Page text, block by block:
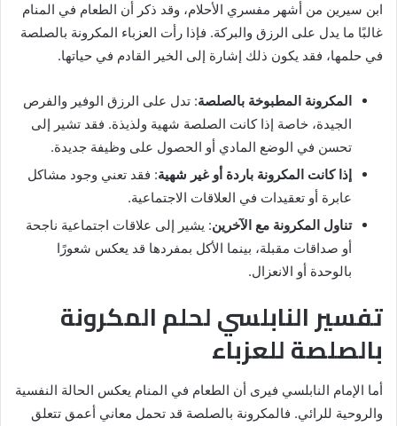
ابن سيرين من أشهر مفسري الأحلام، وقد ذكر أن الطعام في المنام
غالبًا ما يدل على الرزق والبركة. فإذا رأت العزباء المكرونة بالصلصة
في حلمها، فقد يكون ذلك إشارة إلى الخير القادم في حياتها.
المكرونة المطبوخة بالصلصة: تدل على الرزق الوفير والفرص
الجيدة، خاصة إذا كانت الصلصة شهية ولذيذة. فقد تشير إلى
تحسن في الوضع المادي أو الحصول على وظيفة جديدة.
إذا كانت المكرونة باردة أو غير شهية: فقد تعني وجود مشاكل
عابرة أو تعقيدات في العلاقات الاجتماعية.
تناول المكرونة مع الآخرين: يشير إلى علاقات اجتماعية ناجحة
أو صداقات مقبلة، بينما الأكل بمفردها قد يعكس شعورًا
بالوحدة أو الانعزال.
تفسير النابلسي لحلم المكرونة
بالصلصة للعزباء
أما الإمام النابلسي فيرى أن الطعام في المنام يعكس الحالة النفسية
والروحية للرائي. فالمكرونة بالصلصة قد تحمل معاني أعمق تتعلق